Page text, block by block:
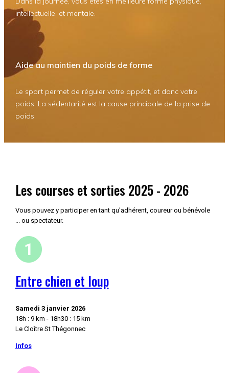
intellectuelle, et mentale.
Aide au maintien du poids de forme
Le sport permet de réguler votre appétit, et donc votre
poids. La sédentarité est la cause principale de la prise de
poids.
Les courses et sorties 2025 - 2026
Vous pouvez y participer en tant qu'adhérent, coureur ou bénévole
... ou spectateur.
Entre chien et loup
Samedi 3 janvier 2026
18h : 9 km - 18h30 : 15 km
Le Cloître St Thégonnec
Infos